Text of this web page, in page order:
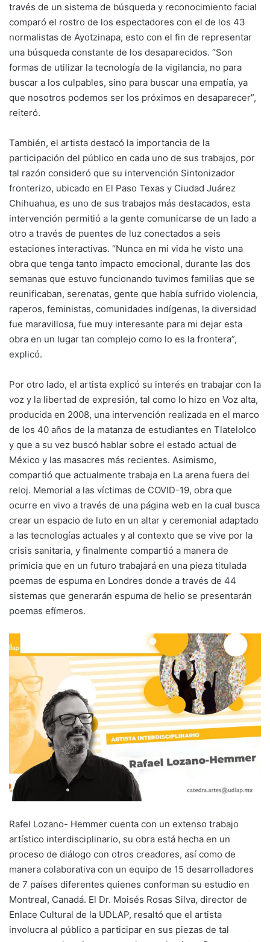
través de un sistema de búsqueda y reconocimiento facial
comparó el rostro de los espectadores con el de los 43
normalistas de Ayotzinapa, esto con el fin de representar
una búsqueda constante de los desaparecidos. “Son
formas de utilizar la tecnología de la vigilancia, no para
buscar a los culpables, sino para buscar una empatía, ya
que nosotros podemos ser los próximos en desaparecer”,
reiteró.
También, el artista destacó la importancia de la
participación del público en cada uno de sus trabajos, por
tal razón consideró que su intervención Sintonizador
fronterizo, ubicado en El Paso Texas y Ciudad Juárez
Chihuahua, es uno de sus trabajos más destacados, esta
intervención permitió a la gente comunicarse de un lado a
otro a través de puentes de luz conectados a seis
estaciones interactivas. “Nunca en mi vida he visto una
obra que tenga tanto impacto emocional, durante las dos
semanas que estuvo funcionando tuvimos familias que se
reunificaban, serenatas, gente que había sufrido violencia,
raperos, feministas, comunidades indígenas, la diversidad
fue maravillosa, fue muy interesante para mi dejar esta
obra en un lugar tan complejo como lo es la frontera”,
explicó.
Por otro lado, el artista explicó su interés en trabajar con la
voz y la libertad de expresión, tal como lo hizo en Voz alta,
producida en 2008, una intervención realizada en el marco
de los 40 años de la matanza de estudiantes en Tlatelolco
y que a su vez buscó hablar sobre el estado actual de
México y las masacres más recientes. Asimismo,
compartió que actualmente trabaja en La arena fuera del
reloj. Memorial a las víctimas de COVID-19, obra que
ocurre en vivo a través de una página web en la cual busca
crear un espacio de luto en un altar y ceremonial adaptado
a las tecnologías actuales y al contexto que se vive por la
crisis sanitaria, y finalmente compartió a manera de
primicia que en un futuro trabajará en una pieza titulada
poemas de espuma en Londres donde a través de 44
sistemas que generarán espuma de helio se presentarán
poemas efímeros.
Rafel Lozano- Hemmer cuenta con un extenso trabajo
artístico interdisciplinario, su obra está hecha en un
proceso de diálogo con otros creadores, así como de
manera colaborativa con un equipo de 15 desarrolladores
de 7 países diferentes quienes conforman su estudio en
Montreal, Canadá. El Dr. Moisés Rosas Silva, director de
Enlace Cultural de la UDLAP, resaltó que el artista
involucra al público a participar en sus piezas de tal